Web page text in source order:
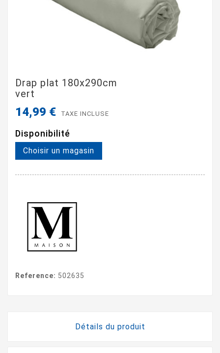
Drap plat 180x290cm
vert
14,99 € TAXE INCLUSE
Disponibilité
Choisir un magasin
Reference: 502635
Détails du produit